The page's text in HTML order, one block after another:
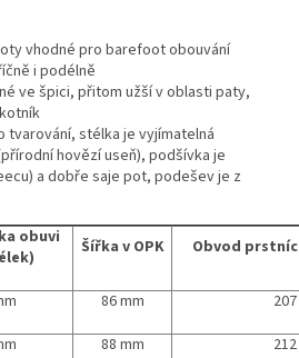
vhodné pro barefoot obouvání
i podélně
ve špici, přitom užší v oblasti paty,
tvarování, stélka je vyjímatelná
hovězí useň), podšívka je
a dobře saje pot, podešev je z
obuvi
Šířka v OPK Obvod
86 mm
88 mm